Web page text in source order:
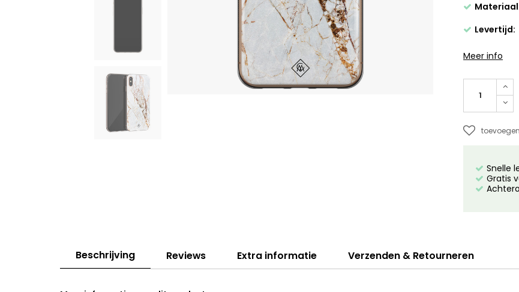
Levertijd:
Meer info
Snelle
Gratis
Beschrijving Reviews Extra informatie Verzenden & Retourneren